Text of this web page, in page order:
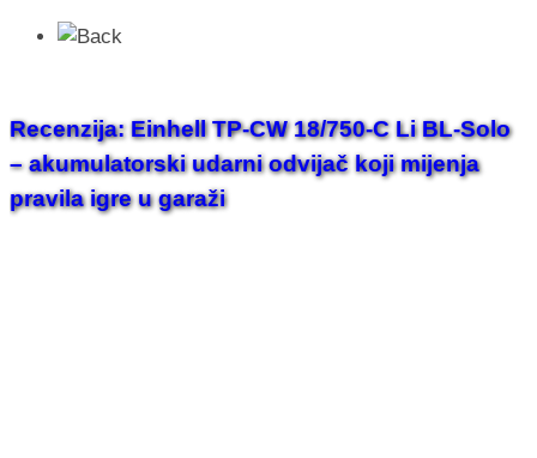
Recenzija: Einhell TP-CW 18/750-C Li BL-Solo
– akumulatorski udarni odvijač koji mijenja
pravila igre u garaži